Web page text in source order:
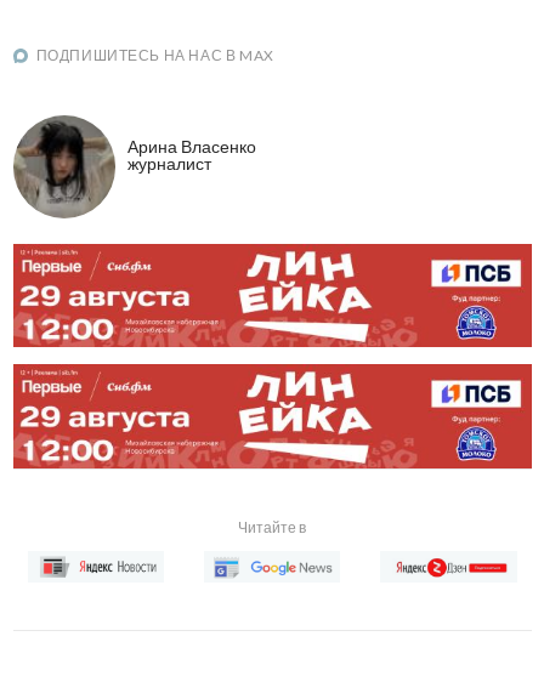
ПОДПИШИТЕСЬ НА НАС В MAX
Арина Власенко
журналист
Читайте в